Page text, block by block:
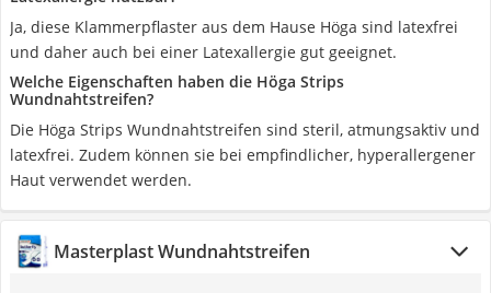
Ja, diese Klammerpflaster aus dem Hause Höga sind latexfrei
und daher auch bei einer Latexallergie gut geeignet.
Welche Eigenschaften haben die Höga Strips
Wundnahtstreifen?
Die Höga Strips Wundnahtstreifen sind steril, atmungsaktiv und
latexfrei. Zudem können sie bei empfindlicher, hyperallergener
Haut verwendet werden.
Masterplast Wundnahtstreifen